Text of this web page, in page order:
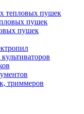
тепловых пушек
пушек
пушек
триммеров